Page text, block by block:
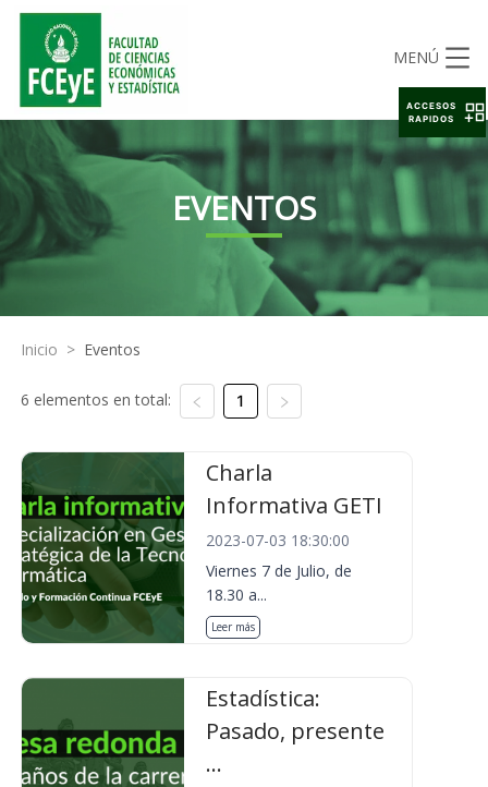
MENÚ
EVENTOS
Inicio > Eventos
6 elementos en total: 1
Charla
Informativa GETI
2023-07-03 18:30:00
Viernes 7 de Julio, de
18.30 a...
Leer más
Estadística:
Pasado, presente
...
ACCESOS
RAPIDOS